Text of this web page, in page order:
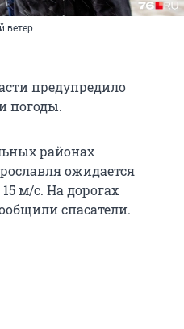
ветер
предупредило
погоды.
районах
ожидается
м/с. На дорогах
спасатели.